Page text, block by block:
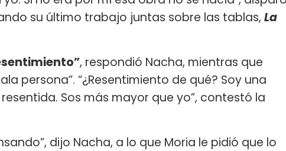
su último trabajo juntas sobre las tablas, La
, respondió Nacha, mientras que
persona”. “¿Resentimiento de qué? Soy una
Sos más mayor que yo”, contestó la
dijo Nacha, a lo que Moria le pidió que lo